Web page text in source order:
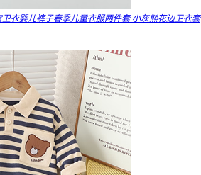
衣婴儿裤子春季儿童衣服两件套 小灰熊花边卫衣套